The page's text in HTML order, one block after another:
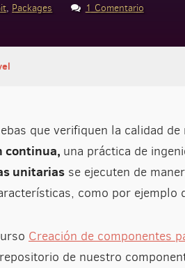
, Packages 1 Comentario
que verifiquen la calidad
continua, una práctica de
unitarias se ejecuten de
como por ejemplo
Creación de componentes
de nuestro